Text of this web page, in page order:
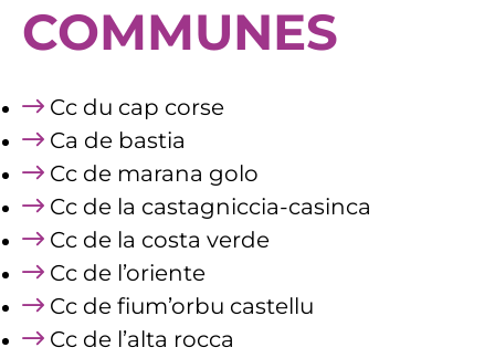
COMMUNES
Cc du cap corse
Ca de bastia
Cc de marana golo
Cc de la castagniccia-casinca
Cc de la costa verde
Cc de l’oriente
Cc de fium’orbu castellu
Cc de l’alta rocca